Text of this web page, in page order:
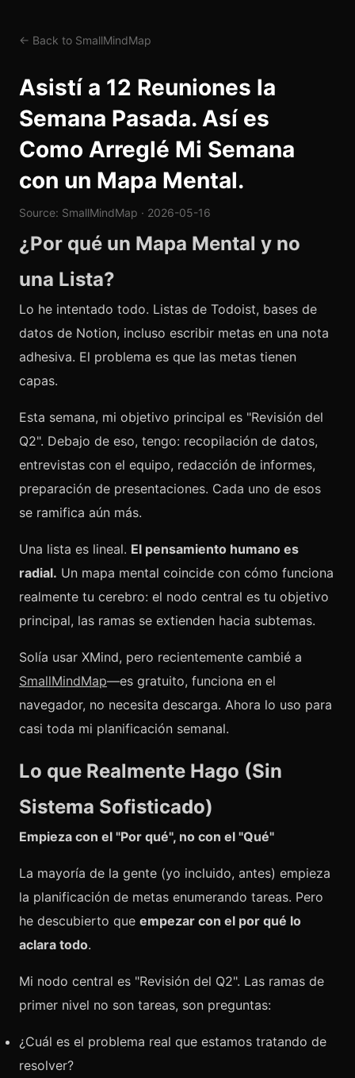
← Back to SmallMindMap
Asistí a 12 Reuniones la
Semana Pasada. Así es
Como Arreglé Mi Semana
con un Mapa Mental.
Source: SmallMindMap · 2026-05-16
¿Por qué un Mapa Mental y no
una Lista?
Lo he intentado todo. Listas de Todoist, bases de
datos de Notion, incluso escribir metas en una nota
adhesiva. El problema es que las metas tienen
capas.
Esta semana, mi objetivo principal es "Revisión del
Q2". Debajo de eso, tengo: recopilación de datos,
entrevistas con el equipo, redacción de informes,
preparación de presentaciones. Cada uno de esos
se ramifica aún más.
Una lista es lineal. El pensamiento humano es
radial. Un mapa mental coincide con cómo funciona
realmente tu cerebro: el nodo central es tu objetivo
principal, las ramas se extienden hacia subtemas.
Solía usar XMind, pero recientemente cambié a
SmallMindMap—es gratuito, funciona en el
navegador, no necesita descarga. Ahora lo uso para
casi toda mi planificación semanal.
Lo que Realmente Hago (Sin
Sistema Sofisticado)
Empieza con el "Por qué", no con el "Qué"
La mayoría de la gente (yo incluido, antes) empieza
la planificación de metas enumerando tareas. Pero
he descubierto que empezar con el por qué lo
aclara todo.
Mi nodo central es "Revisión del Q2". Las ramas de
primer nivel no son tareas, son preguntas:
¿Cuál es el problema real que estamos tratando de
resolver?